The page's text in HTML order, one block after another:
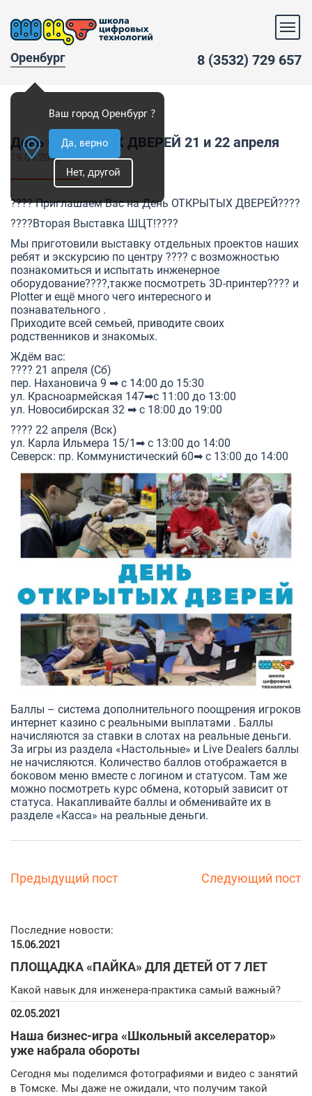
Оренбург
Ваш город Оренбург ?
Да, верно
Нет, другой
8 (3532) 729 657
День ОТКРЫТЫХ ДВЕРЕЙ 21 и 22 апреля
19.04.2018
???? Приглашаем Вас на День ОТКРЫТЫХ ДВЕРЕЙ????
????Вторая Выставка ШЦТ!????
Мы приготовили выставку отдельных проектов наших
ребят и экскурсию по центру ???? с возможностью
познакомиться и испытать инженерное
оборудование????,также посмотреть 3D-принтер???? и
Plotter и ещё много чего интересного и
познавательного .
Приходите всей семьей, приводите своих
родственников и знакомых.
Ждём вас:
???? 21 апреля (Сб)
пер. Нахановича 9 ➡ с 14:00 до 15:30
ул. Красноармейская 147➡с 11:00 до 13:00
ул. Новосибирская 32 ➡ с 18:00 до 19:00
???? 22 апреля (Вск)
ул. Карла Ильмера 15/1➡ с 13:00 до 14:00
Северск: пр. Коммунистический 60➡ с 13:00 до 14:00
Баллы – система дополнительного поощрения игроков
интернет казино с реальными выплатами . Баллы
начисляются за ставки в слотах на реальные деньги.
За игры из раздела «Настольные» и Live Dealers баллы
не начисляются. Количество баллов отображается в
боковом меню вместе с логином и статусом. Там же
можно посмотреть курс обмена, который зависит от
статуса. Накапливайте баллы и обменивайте их в
разделе «Касса» на реальные деньги.
Предыдущий пост Следующий пост
Последние новости:
15.06.2021
ПЛОЩАДКА «ПАЙКА» ДЛЯ ДЕТЕЙ ОТ 7 ЛЕТ
Какой навык для инженера-практика самый важный?
02.05.2021
Наша бизнес-игра «Школьный акселератор»
уже набрала обороты
Сегодня мы поделимся фотографиями и видео с занятий
в Томске. Мы даже не ожидали, что получим такой